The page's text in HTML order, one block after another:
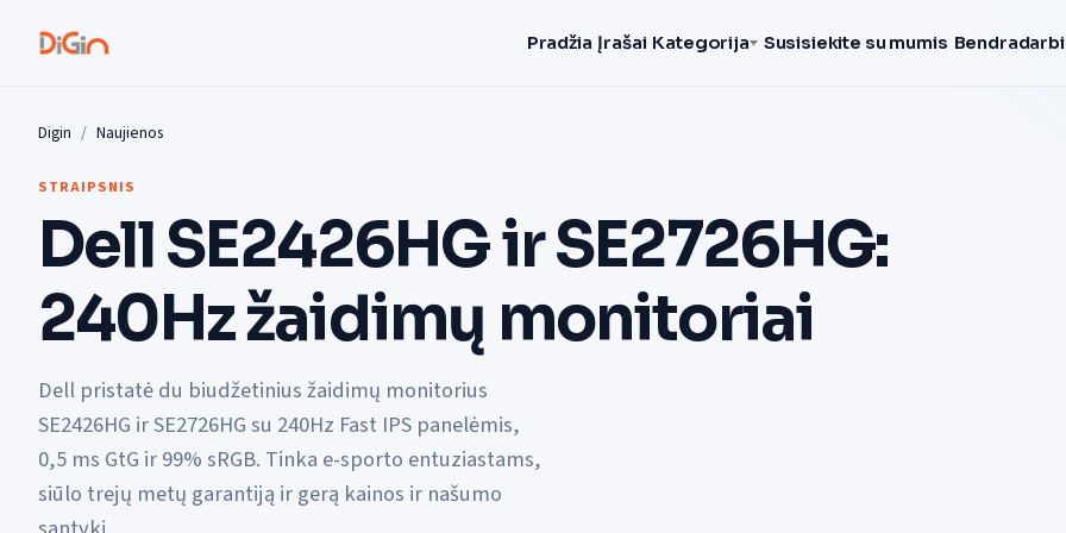
Pradžia Įrašai Kategorija Susisiekite su mumis
Digin Naujienos
STRAIPSNIS
Dell SE2426HG ir SE2726HG:
240Hz žaidimų monitoriai
Dell pristatė du biudžetinius žaidimų monitorius
SE2426HG ir SE2726HG su 240Hz Fast IPS panelėmis,
0,5 ms GtG ir 99% sRGB. Tinka e-sporto entuziastams,
siūlo trejų metų garantiją ir gerą kainos ir našumo